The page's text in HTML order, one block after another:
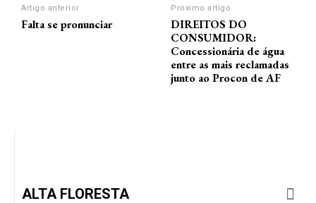
Artigo anterior
Falta se pronunciar
Próximo artigo
DIREITOS DO
CONSUMIDOR:
Concessionária de água
entre as mais reclamadas
junto ao Procon de AF
ALTA FLORESTA